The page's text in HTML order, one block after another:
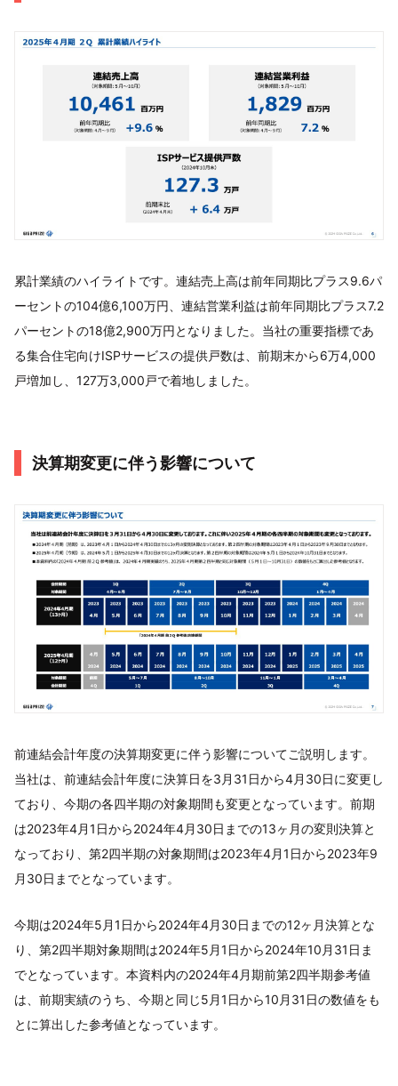
累計業績のハイライトです。連結売上高は前年同期比プラス9.6パ
ーセントの104億6,100万円、連結営業利益は前年同期比プラス7.2
パーセントの18億2,900万円となりました。当社の重要指標であ
る集合住宅向けISPサービスの提供戸数は、前期末から6万4,000
戸増加し、127万3,000戸で着地しました。
決算期変更に伴う影響について
前連結会計年度の決算期変更に伴う影響についてご説明します。
当社は、前連結会計年度に決算日を3月31日から4月30日に変更し
ており、今期の各四半期の対象期間も変更となっています。前期
は2023年4月1日から2024年4月30日までの13ヶ月の変則決算と
なっており、第2四半期の対象期間は2023年4月1日から2023年9
月30日までとなっています。
今期は2024年5月1日から2024年4月30日までの12ヶ月決算とな
り、第2四半期対象期間は2024年5月1日から2024年10月31日ま
でとなっています。本資料内の2024年4月期前第2四半期参考値
は、前期実績のうち、今期と同じ5月1日から10月31日の数値をも
とに算出した参考値となっています。